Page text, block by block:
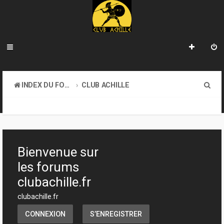
INDEX DU FORUM
CLUB ACHILLE
h
Bienvenue sur
les forums
clubachille.fr
clubachille.fr
CONNEXION S’ENREGISTRER